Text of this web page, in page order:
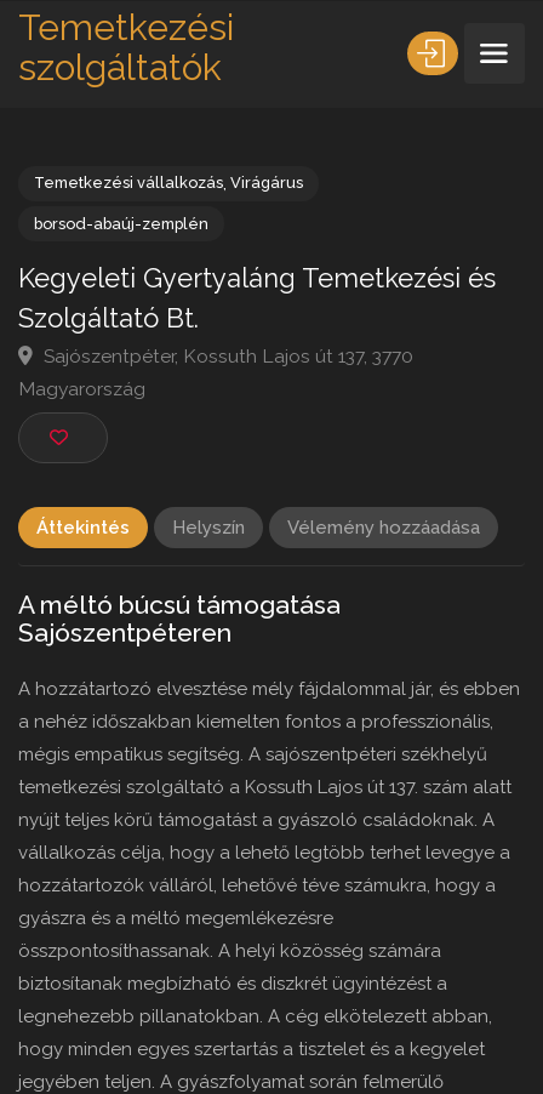
Temetkezési
szolgáltatók
Kegyeleti Gyertyaláng Temetkezési és
Szolgáltató Bt.
Sajószentpéter, Kossuth Lajos út 137, 3770
Magyarország
Áttekintés Helyszín Vélemény hozzáadása
A méltó búcsú támogatása
Sajószentpéteren
A hozzátartozó elvesztése mély fájdalommal jár, és ebben
a nehéz időszakban kiemelten fontos a professzionális,
mégis empatikus segítség. A sajószentpéteri székhelyű
temetkezési szolgáltató a Kossuth Lajos út 137. szám alatt
nyújt teljes körű támogatást a gyászoló családoknak. A
vállalkozás célja, hogy a lehető legtöbb terhet levegye a
hozzátartozók válláról, lehetővé téve számukra, hogy a
gyászra és a méltó megemlékezésre
összpontosíthassanak. A helyi közösség számára
biztosítanak megbízható és diszkrét ügyintézést a
legnehezebb pillanatokban. A cég elkötelezett abban,
hogy minden egyes szertartás a tisztelet és a kegyelet
jegyében teljen. A gyászfolyamat során felmerülő